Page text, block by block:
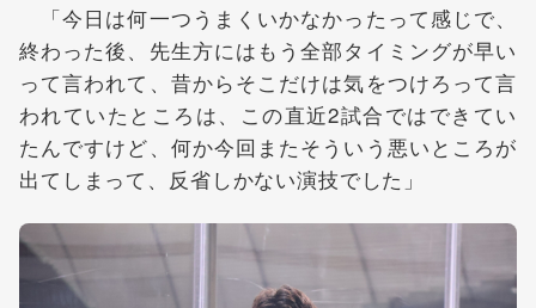
「今日は何一つうまくいかなかったって感じで、
終わった後、先生方にはもう全部タイミングが早い
って言われて、昔からそこだけは気をつけろって言
われていたところは、この直近2試合ではできてい
たんですけど、何か今回またそういう悪いところが
出てしまって、反省しかない演技でした」